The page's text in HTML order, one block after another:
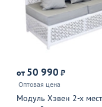
от 50 990 ₽
Оптовая цена
Модуль Хэвен 2-х